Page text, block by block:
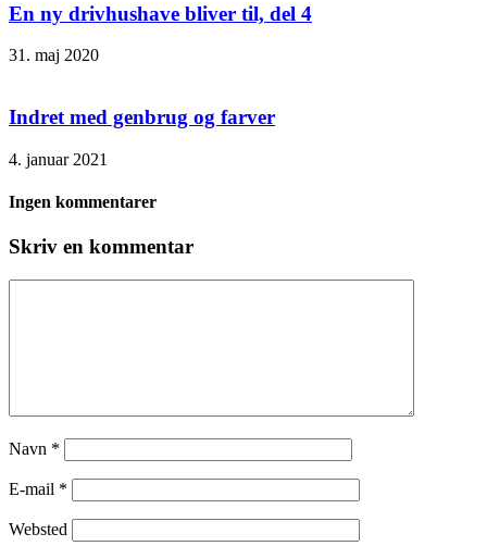
En ny drivhushave bliver til, del 4
31. maj 2020
Indret med genbrug og farver
4. januar 2021
Ingen kommentarer
Skriv en kommentar
Navn *
E-mail *
Websted